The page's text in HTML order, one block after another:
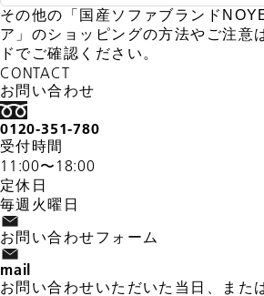
その他の「国産ソファブランド
ア」のショッピングの方法やご注意
ドでご確認ください。
CONTACT
お問い合わせ
0120-351-780
受付時間
11:00〜18:00
定休日
毎週火曜日
お問い合わせフォーム
mail
お問い合わせいただいた当日、また